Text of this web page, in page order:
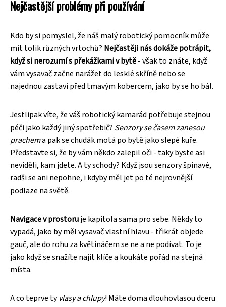
Nejčastější problémy při používání
Kdo by si pomyslel, že náš malý robotický pomocník může
mít tolik různých vrtochů? Nejčastěji nás dokáže potrápit,
když si nerozumí s překážkami v bytě- však to znáte, když
vám vysavač začne narážet do lesklé skříně nebo se
najednou zastaví před tmavým kobercem, jako by se ho bál.
Jestlipak víte, že váš robotický kamarád potřebuje stejnou
péči jako každý jiný spotřebič? Senzory se časem zanesou
prachema pak se chudák motá po bytě jako slepé kuře.
Představte si, že by vám někdo zalepil oči - taky byste asi
neviděli, kam jdete. A ty schody? Když jsou senzory špinavé,
radši se ani nepohne, i kdyby měl jet po té nejrovnější
podlaze na světě.
Navigace v prostoruje kapitola sama pro sebe. Někdy to
vypadá, jako by měl vysavač vlastní hlavu - třikrát objede
gauč, ale do rohu za květináčem se ne a ne podívat. To je
jako když se snažíte najít klíče a koukáte pořád na stejná
místa.
A co teprve tyvlasy a chlupy! Máte doma dlouhovlasou dceru